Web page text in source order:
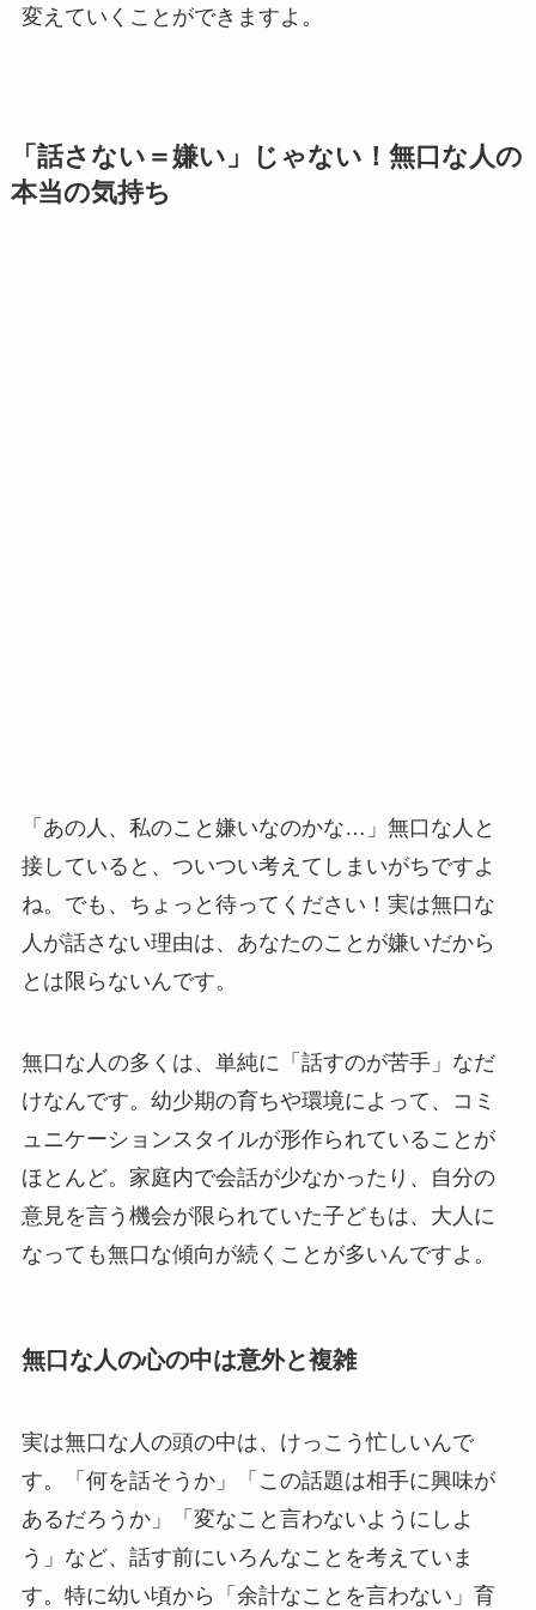
変えていくことができますよ。
「話さない＝嫌い」じゃない！無口な人の
本当の気持ち
「あの人、私のこと嫌いなのかな…」無口な人と
接していると、ついつい考えてしまいがちですよ
ね。でも、ちょっと待ってください！実は無口な
人が話さない理由は、あなたのことが嫌いだから
とは限らないんです。
無口な人の多くは、単純に「話すのが苦手」なだ
けなんです。幼少期の育ちや環境によって、コミ
ュニケーションスタイルが形作られていることが
ほとんど。家庭内で会話が少なかったり、自分の
意見を言う機会が限られていた子どもは、大人に
なっても無口な傾向が続くことが多いんですよ。
無口な人の心の中は意外と複雑
実は無口な人の頭の中は、けっこう忙しいんで
す。「何を話そうか」「この話題は相手に興味が
あるだろうか」「変なこと言わないようにしよ
う」など、話す前にいろんなことを考えていま
す。特に幼い頃から「余計なことを言わない」育